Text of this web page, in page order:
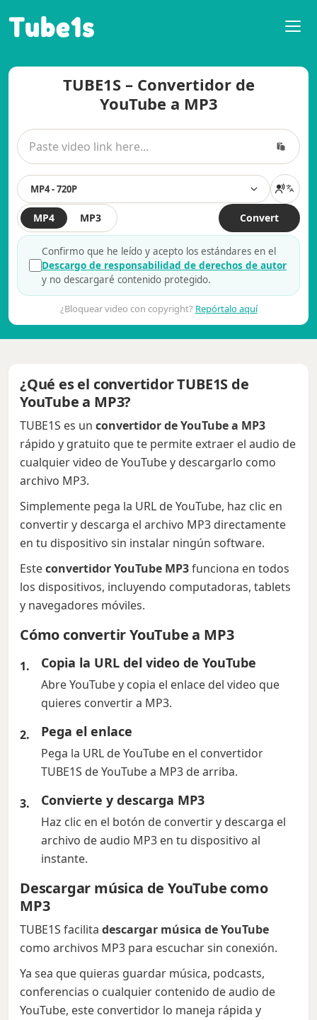
Tube1s
TUBE1S – Convertidor de
YouTube a MP3
MP4 MP3
MP4 - 720P
Convert
Confirmo que he leído y acepto los estándares en el
Descargo de responsabilidad de derechos de autor
y no descargaré contenido protegido.
¿Bloquear video con copyright? Repórtalo aquí
¿Qué es el convertidor TUBE1S de
YouTube a MP3?
TUBE1S es un convertidor de YouTube a MP3
rápido y gratuito que te permite extraer el audio de
cualquier video de YouTube y descargarlo como
archivo MP3.
Simplemente pega la URL de YouTube, haz clic en
convertir y descarga el archivo MP3 directamente
en tu dispositivo sin instalar ningún software.
Esteconvertidor YouTube MP3funciona en todos
los dispositivos, incluyendo computadoras, tablets
y navegadores móviles.
Cómo convertir YouTube a MP3
Copia la URL del video de YouTube
Abre YouTube y copia el enlace del video que
quieres convertir a MP3.
Pega el enlace
Pega la URL de YouTube en el convertidor
TUBE1S de YouTube a MP3 de arriba.
Convierte y descarga MP3
Haz clic en el botón de convertir y descarga el
archivo de audio MP3 en tu dispositivo al
instante.
Descargar música de YouTube como
MP3
TUBE1S facilita descargar música de YouTube
como archivos MP3 para escuchar sin conexión.
Ya sea que quieras guardar música, podcasts,
conferencias o cualquier contenido de audio de
YouTube, este convertidor lo maneja rápida y